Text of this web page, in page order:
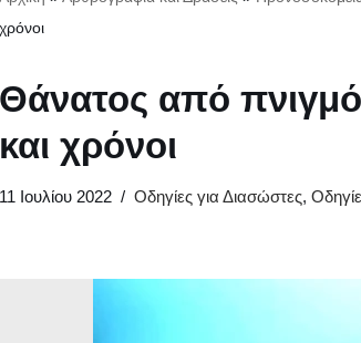
χρόνοι
Θάνατος από
και χρόνοι
11 Ιουλίου 2022 Οδηγίες για Διασώστες,